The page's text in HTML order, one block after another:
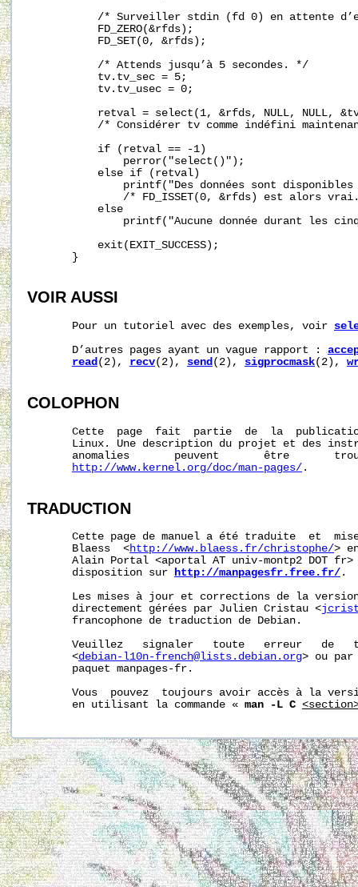
/* Surveiller stdin (fd 0) en attente
           FD_ZERO(&rfds);
           FD_SET(0, &rfds);
           /* Attends jusqu’à 5 secondes. */
           tv.tv_sec = 5;
           tv.tv_usec = 0;
retval = select(1, &rfds, NULL, NULL,
/* Considérer tv comme indéfini
           if (retval == -1)
               perror("select()");
           else if (retval)
printf("Des données sont disponibles
/* FD_ISSET(0, &rfds) est alors
           else
printf("Aucune donnée durant les
           exit(EXIT_SUCCESS);
       }
VOIR AUSSI
       Pour un tutoriel avec des exemples, voir
       D’autres pages ayant un vague rapport :
read(2), recv(2), send(2), sigprocmask(2),
COLOPHON
Cette  page  fait  partie  de  la
Linux. Une description du projet et des
anomalies       peuvent       être
http://www.kernel.org/doc/man-pages/ .
TRADUCTION
Cette page de manuel a été traduite  et
       Blaess  <
http://www.blaess.fr/christophe/>
Alain Portal <aportal AT univ-montp2 DOT
       disposition sur
http://manpagesfr.free.fr/ .
Les mises à jour et corrections de la
       directement gérées par Julien Cristau <
       francophone de traduction de Debian.
Veuillez   signaler   toute   erreur   de
       <
debian-l10n-french@lists.debian.org> ou par
       paquet manpages-fr.
Vous  pouvez  toujours avoir accès à la
       en utilisant la commande «
man -L C